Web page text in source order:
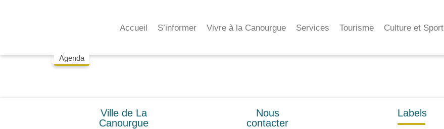
Accueil S’informer Vivre à la Canourgue Services Tourisme Culture et Sport
Agenda
Agenda
Ville de La
Canourgue
Nous
contacter
Labels